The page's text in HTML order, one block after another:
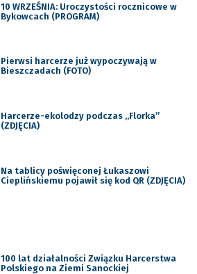
10 WRZEŚNIA: Uroczystości rocznicowe w
Bykowcach (PROGRAM)
Pierwsi harcerze już wypoczywają w
Bieszczadach (FOTO)
Harcerze-ekolodzy podczas „Florka”
(ZDJĘCIA)
Na tablicy poświęconej Łukaszowi
Cieplińskiemu pojawił się kod QR (ZDJĘCIA)
100 lat działalności Związku Harcerstwa
Polskiego na Ziemi Sanockiej